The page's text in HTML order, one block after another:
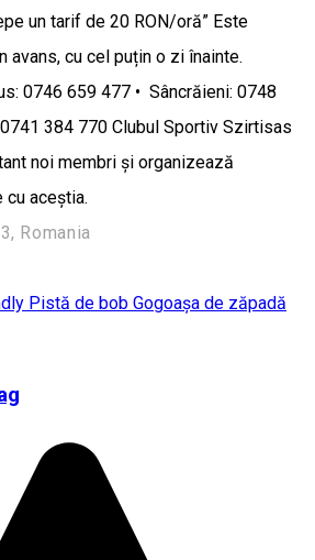
un tarif de 20 RON/oră” Este
avans, cu cel puțin o zi înainte.
0746 659 477 • Sâncrăieni: 0748
384 770 Clubul Sportiv Szirtisas
noi membri și organizează
cu aceștia.
Romania
Pistă de bob Gogoașa de zăpadă